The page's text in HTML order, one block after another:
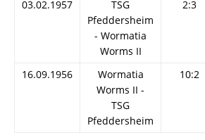
03.02.1957
TSG
Pfeddersheim
- Wormatia
Worms II
2:3
16.09.1956
Wormatia
Worms II -
TSG
Pfeddersheim
10:2